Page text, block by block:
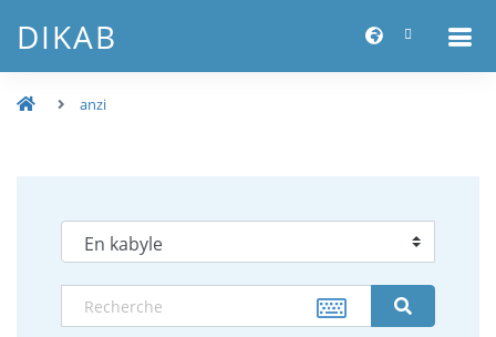
DIKAB
anzi